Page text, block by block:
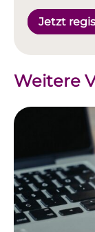
Jetzt
Weitere